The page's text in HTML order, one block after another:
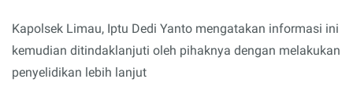
Kapolsek Limau, Iptu Dedi Yanto mengatakan informasi ini
kemudian ditindaklanjuti oleh pihaknya dengan melakukan
penyelidikan lebih lanjut